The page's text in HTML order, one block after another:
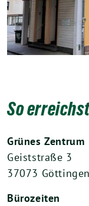
So
Grünes Zentrum
Geiststraße 3
37073 Göttingen
Bürozeiten